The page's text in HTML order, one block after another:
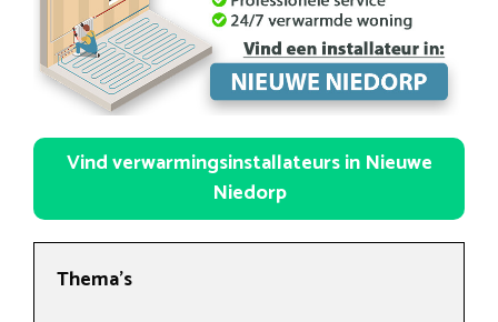
Vind verwarmingsinstallateurs in Nieuwe
Niedorp
Thema’s